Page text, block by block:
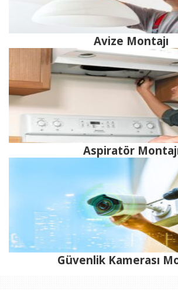
Avize Montajı
Aspiratör
Güvenlik Kamerası